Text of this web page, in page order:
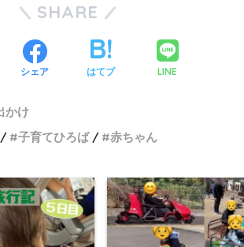
SHARE
シェア はてブ LINE
かけ
子育てひろば 赤ちゃん